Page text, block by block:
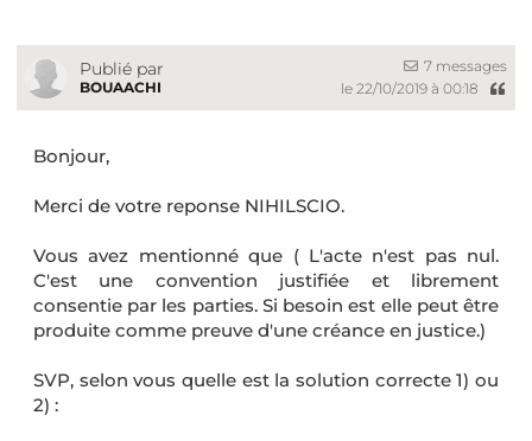
Publié par
BOUAACHI
7 messages
le 22/10/2019 à 00:18
Bonjour,
Merci de votre reponse NIHILSCIO.
Vous avez mentionné que ( L'acte n'est pas nul.
C'est une convention justifiée et librement
consentie par les parties. Si besoin est elle peut être
produite comme preuve d'une créance en justice.)
SVP, selon vous quelle est la solution correcte 1) ou
2) :